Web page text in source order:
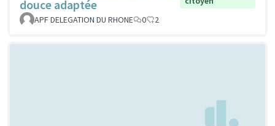
douce adaptée
APF DELEGATION DU RHONE
0 2